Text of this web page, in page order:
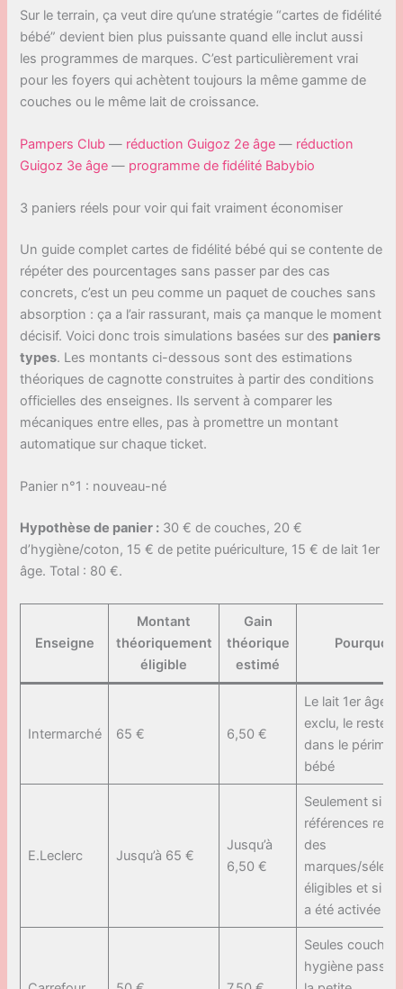
Sur le terrain, ça veut dire qu’une stratégie “cartes de fidélité
bébé” devient bien plus puissante quand elle inclut aussi
les programmes de marques. C’est particulièrement vrai
pour les foyers qui achètent toujours la même gamme de
couches ou le même lait de croissance.
Pampers Club — réduction Guigoz 2e âge — réduction
Guigoz 3e âge — programme de fidélité Babybio
3 paniers réels pour voir qui fait vraiment économiser
Un guide complet cartes de fidélité bébé qui se contente de
répéter des pourcentages sans passer par des cas
concrets, c’est un peu comme un paquet de couches sans
absorption : ça a l’air rassurant, mais ça manque le moment
décisif. Voici donc trois simulations basées sur des paniers
types. Les montants ci-dessous sont des estimations
théoriques de cagnotte construites à partir des conditions
officielles des enseignes. Ils servent à comparer les
mécaniques entre elles, pas à promettre un montant
automatique sur chaque ticket.
Panier n°1 : nouveau-né
Hypothèse de panier : 30 € de couches, 20 €
d’hygiène/coton, 15 € de petite puériculture, 15 € de lait 1er
âge. Total : 80 €.
Enseigne
Montant
théoriquement
éligible
Gain
théorique
estimé
Pourquoi
Intermarché 65 € 6,50 €
Le lait 1er âge
exclu, le reste
dans le
bébé
E.Leclerc Jusqu’à 65 €
Jusqu’à
6,50 €
Seulement si les
références
des
marques/
éligibles et si
a été activée
Seules couches
hygiène